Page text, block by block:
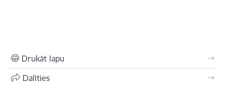
Drukāt lapu
Dalīties